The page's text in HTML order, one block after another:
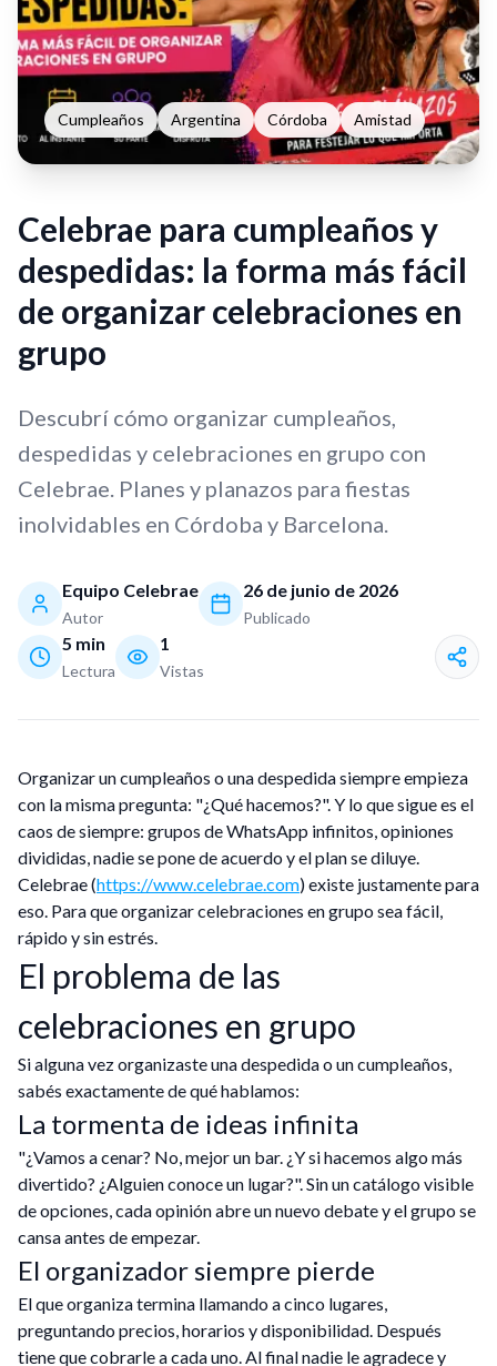
Cumpleaños Argentina Córdoba Amistad
Celebrae para cumpleaños y
despedidas: la forma más fácil
de organizar celebraciones en
grupo
Descubrí cómo organizar cumpleaños,
despedidas y celebraciones en grupo con
Celebrae. Planes y planazos para fiestas
inolvidables en Córdoba y Barcelona.
Equipo Celebrae
Autor
26 de junio de 2026
Publicado
5 min
Lectura
1
Vistas
Organizar un cumpleaños o una despedida siempre empieza
con la misma pregunta: "¿Qué hacemos?". Y lo que sigue es el
caos de siempre: grupos de WhatsApp infinitos, opiniones
divididas, nadie se pone de acuerdo y el plan se diluye.
Celebrae (https://www.celebrae.com) existe justamente para
eso. Para que organizar celebraciones en grupo sea fácil,
rápido y sin estrés.
El problema de las
celebraciones en grupo
Si alguna vez organizaste una despedida o un cumpleaños,
sabés exactamente de qué hablamos:
La tormenta de ideas infinita
"¿Vamos a cenar? No, mejor un bar. ¿Y si hacemos algo más
divertido? ¿Alguien conoce un lugar?". Sin un catálogo visible
de opciones, cada opinión abre un nuevo debate y el grupo se
cansa antes de empezar.
El organizador siempre pierde
El que organiza termina llamando a cinco lugares,
preguntando precios, horarios y disponibilidad. Después
tiene que cobrarle a cada uno. Al final nadie le agradece y